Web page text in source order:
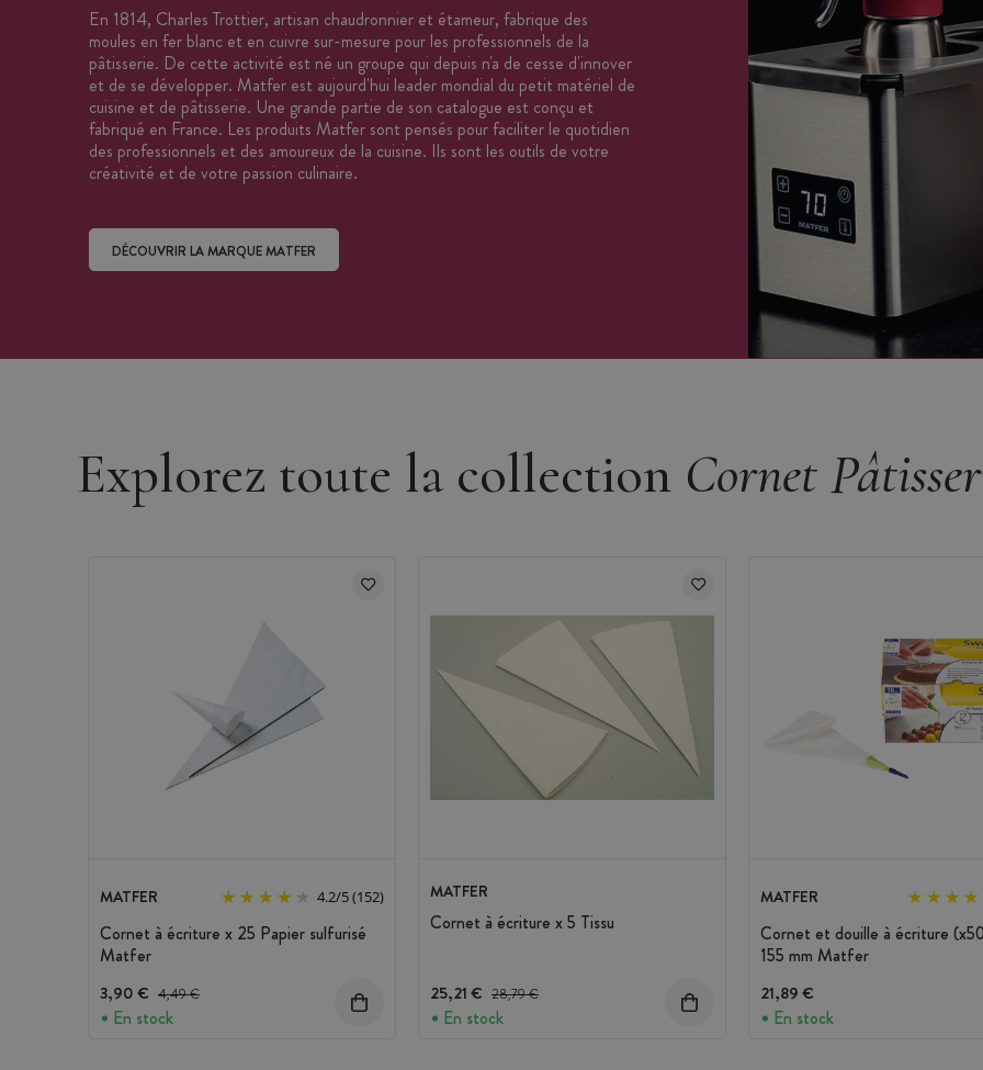
Matériau douilles avec bouchons : Polyéthylène
Lot de 10 cornets avec leur douille et un bouchon
Marque : Mafter
En 1814, Charles Trottier, artisan chaudronnier et étameur, fabrique des
moules en fer blanc et en cuivre sur-mesure pour les professionnels de la
pâtisserie. De cette activité est né un groupe qui depuis n'a de cesse d'innover
et de se développer. Matfer est aujourd'hui leader mondial du petit matériel de
cuisine et de pâtisserie. Une grande partie de son catalogue est conçu et
fabriqué en France. Les produits Matfer sont pensés pour faciliter le quotidien
des professionnels et des amoureux de la cuisine. Ils sont les outils de votre
créativité et de votre passion culinaire.
DÉCOUVRIR LA MARQUE MATFER
Explorez toute la collection Cornet
MATFER 4.2/5(152)
Cornet à écriture x 25 Papier sulfurisé
Matfer
3,90 € Prix avant réduction :
4,49 €
En stock
MATFER
Cornet à écriture x 5 Tissu
25,21 € Prix avant réduction :
28,79 €
En stock
MATFER
Cornet et douille à écriture
155 mm Matfer
21,89 €
En stock